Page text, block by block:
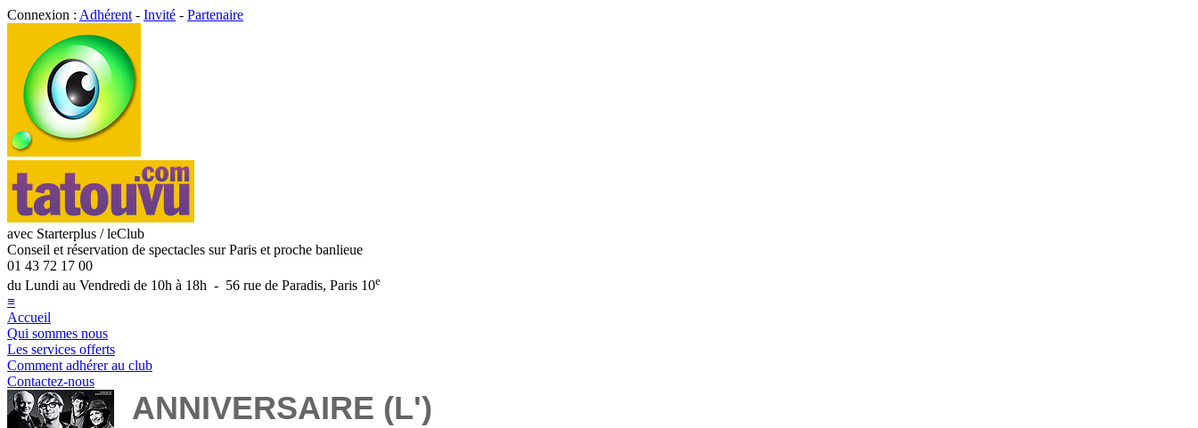
Connexion : Adhérent - Invité - Partenaire
avec Starterplus / leClub
Conseil et réservation de spectacles sur Paris et proche banlieue
01 43 72 17 00
du Lundi au Vendredi de 10h à 18h - 56 rue de Paradis, Paris 10e
≡
Accueil
Qui sommes nous
Les services offerts
Comment adhérer au club
Contactez-nous
ANNIVERSAIRE (L')